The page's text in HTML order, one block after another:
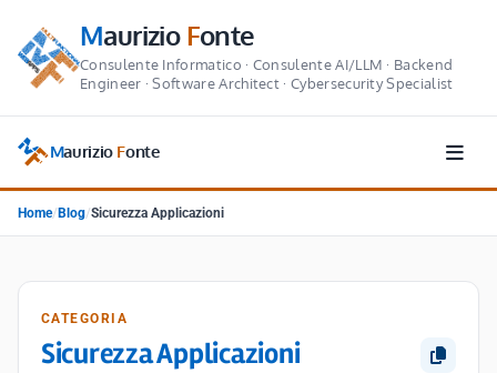
MaurizioFonte
Consulente Informatico · Consulente AI/LLM · Backend
Engineer · Software Architect · Cybersecurity Specialist
Maurizio Fonte
Home/ Blog/Sicurezza Applicazioni
CATEGORIA
Sicurezza Applicazioni